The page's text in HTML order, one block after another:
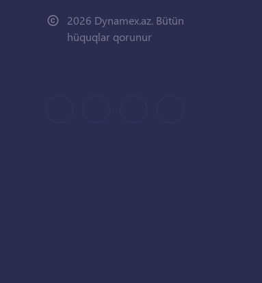
2026 Dynamex.az. Bütün
hüquqlar qorunur